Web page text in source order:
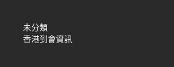
未分類
香港到會資訊